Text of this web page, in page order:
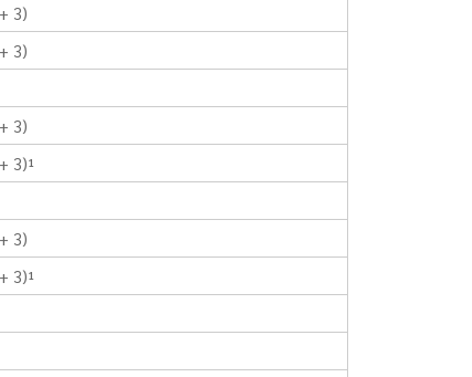
3)
3)
3)
3)¹
3)
3)¹